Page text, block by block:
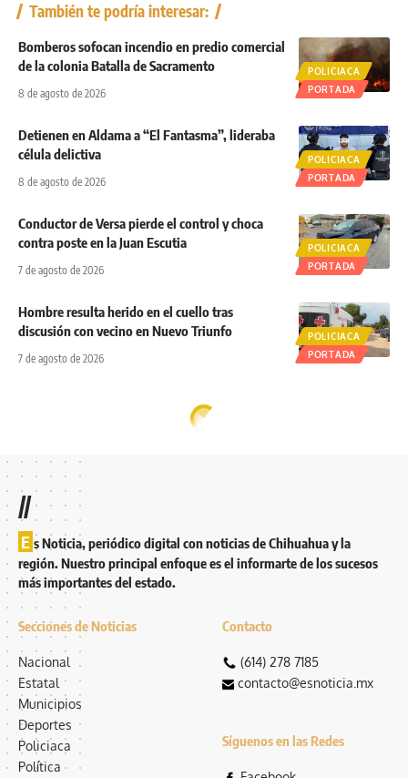
También te podría interesar:
POLICIACA
PORTADA
Bomberos sofocan incendio en predio comercial
de la colonia Batalla de Sacramento
8 de agosto de 2026
POLICIACA
PORTADA
Detienen en Aldama a “El Fantasma”, lideraba
célula delictiva
8 de agosto de 2026
POLICIACA
PORTADA
Conductor de Versa pierde el control y choca
contra poste en la Juan Escutia
7 de agosto de 2026
POLICIACA
PORTADA
Hombre resulta herido en el cuello tras
discusión con vecino en Nuevo Triunfo
7 de agosto de 2026
//
E s Noticia, periódico digital con noticias de Chihuahua y la
región. Nuestro principal enfoque es el informarte de los sucesos
más importantes del estado.
Secciones de Noticias
Nacional
Estatal
Municipios
Deportes
Policiaca
Política
Contacto
(614) 278 7185
contacto@esnoticia.mx
Síguenos en las Redes